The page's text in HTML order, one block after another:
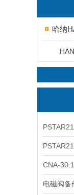
哈纳
电磁阀备